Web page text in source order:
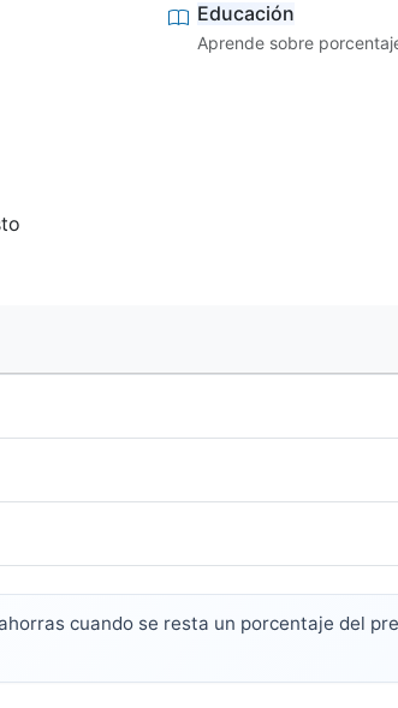
Educación
Aprende sobre
cuando se resta un porcentaje del